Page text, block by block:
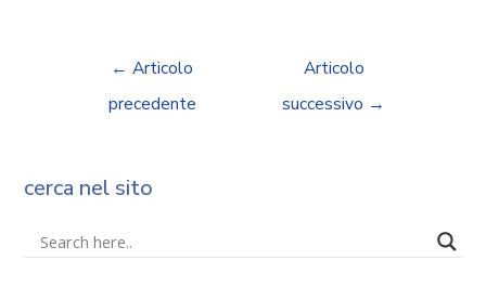
← Articolo
precedente
Articolo
successivo →
cerca nel sito